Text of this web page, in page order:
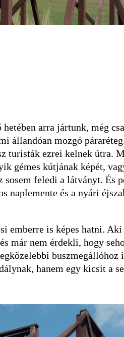
arra jártunk, még
állandóan mozgó
turisták ezrei kelnek útra.
gémes kútjának képét,
feledi a látványt. És
naplemente és a nyári
emberre is képes hatni.
már nem érdekli, hogy
buszmegállóhoz
hanem egy kicsit a